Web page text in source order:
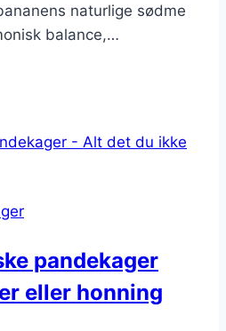
naturlige sødme
balance,…
pandekager
eller honning